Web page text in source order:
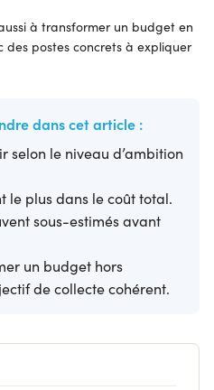
à transformer un budget en
postes concrets à expliquer
dans cet article :
selon le niveau d’ambition
le plus dans le coût total.
sous-estimés avant
un budget hors
de collecte cohérent.